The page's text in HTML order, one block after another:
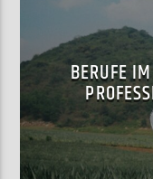
BERUFE